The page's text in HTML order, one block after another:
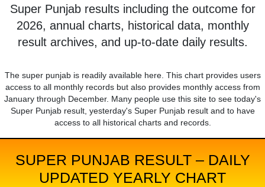
Super Punjab results including the outcome for
2026, annual charts, historical data, monthly
result archives, and up-to-date daily results.
The super punjab is readily available here. This chart provides users
access to all monthly records but also provides monthly access from
January through December. Many people use this site to see today's
Super Punjab result, yesterday's Super Punjab result and to have
access to all historical charts and records.
SUPER PUNJAB RESULT – DAILY
UPDATED YEARLY CHART